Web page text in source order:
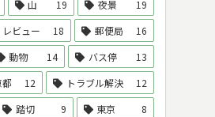
山 19 夜景
19
レビュー 18 郵便局
16
動物 14 バス停
13
都 12 トラブル解決
12
踏切 9 東京
8